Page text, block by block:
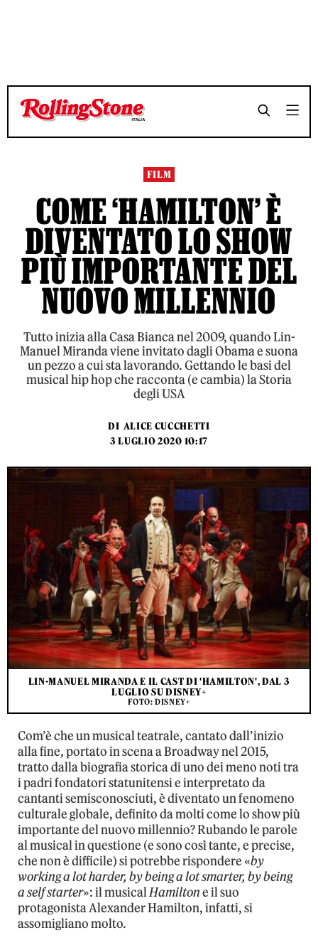
TEMPO DI LETTURA 9 MINUTI SHARE
TEMPO DI LETTURA 9 MINUTI SHARE
FILM
COME ‘HAMILTON’ È
DIVENTATO LO SHOW
PIÙ IMPORTANTE DEL
NUOVO MILLENNIO
Tutto inizia alla Casa Bianca nel 2009, quando Lin-
Manuel Miranda viene invitato dagli Obama e suona
un pezzo a cui sta lavorando. Gettando le basi del
musical hip hop che racconta (e cambia) la Storia
degli USA
DI ALICE CUCCHETTI
3 LUGLIO 2020 10:17
LIN-MANUEL MIRANDA E IL CAST DI 'HAMILTON', DAL 3
LUGLIO SU DISNEY+
FOTO: DISNEY+
Com’è che un musical teatrale, cantato dall’inizio
alla fine, portato in scena a Broadway nel 2015,
tratto dalla biografia storica di uno dei meno noti tra
i padri fondatori statunitensi e interpretato da
cantanti semisconosciuti, è diventato un fenomeno
culturale globale, definito da molti come lo show più
importante del nuovo millennio? Rubando le parole
al musical in questione (e sono così tante, e precise,
che non è difficile) si potrebbe rispondere «by
working a lot harder, by being a lot smarter, by being
a self starter»: il musicalHamiltone il suo
protagonista Alexander Hamilton, infatti, si
assomigliano molto.